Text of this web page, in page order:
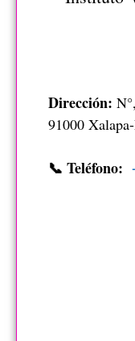
Dirección:
91000
📞 Teléfono: